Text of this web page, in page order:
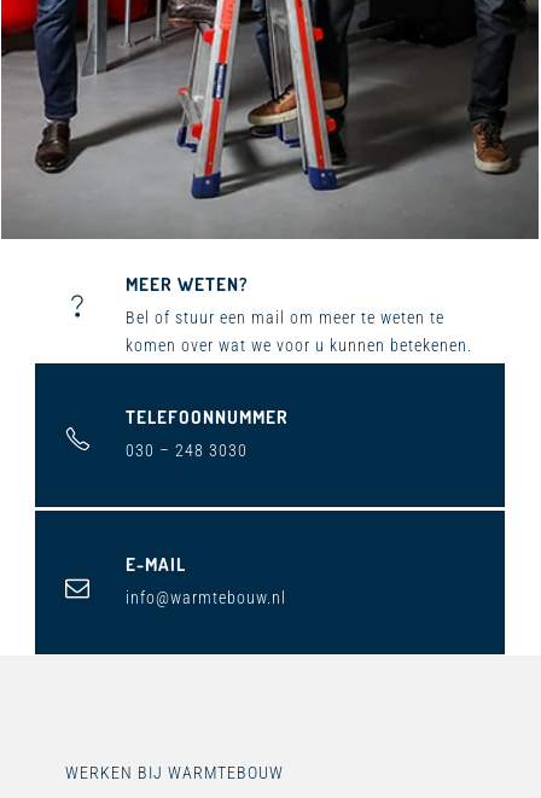
MEER WETEN?
Bel ​of stuur een mail om meer te weten te
komen over wat we voor u kunnen betekenen.
TELEFOONNUMMER
030 – 248 3030
E-MAIL
info@warmtebouw.nl
WERKEN BIJ WARMTEBOUW